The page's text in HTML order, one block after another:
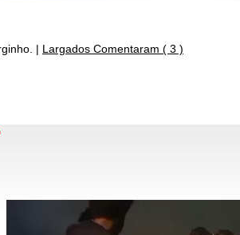
| Largados Comentaram ( 3 )